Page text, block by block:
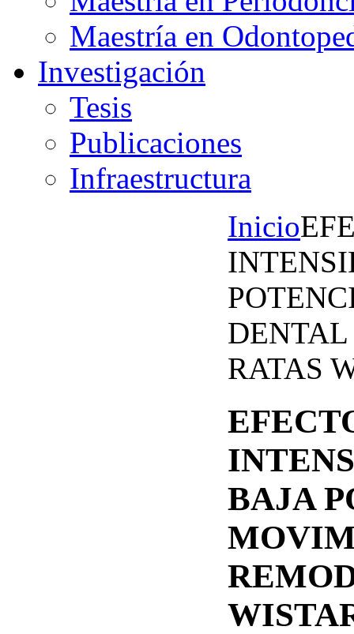
Maestría en
Investigación
Tesis
Publicaciones
Infraestructura
Inicio
RATAS
BAJA